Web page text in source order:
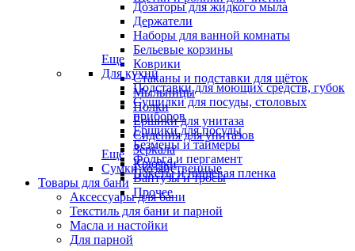
Дозаторы для жидкого мыла
Держатели
Наборы для ванной комнаты
Бельевые корзины
Коврики
Стаканы и подставки для щёток
Мыльницы
Полки
Ёршики для унитаза
Сидения для унитазов
Зеркала
Крючки
Вантузы и тросы
Прочее
Еще
Для кухни
Подставки для моющих средств, губок
Сушилки для посуды, столовых
приборов
Ёршики для посуды
Безмены и таймеры
Фольга и пергамент
Пакеты и пищевая пленка
Еще
Сумки хозяйственные
Товары для бани
Аксессуары для бани
Текстиль для бани и парной
Масла и настойки
Для парной